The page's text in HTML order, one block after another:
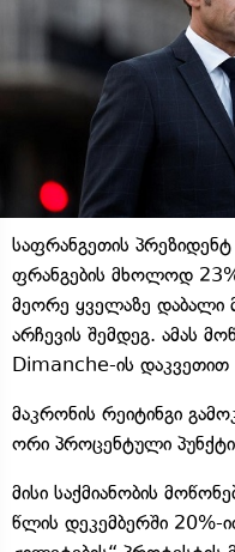
საფრანგეთის პრეზიდენტ
ფრანგების მხოლოდ
მეორე ყველაზე დაბალი
არჩევის შემდეგ. ამას
Dimanche-ის
მაკრონის რეიტინგი
ორი პროცენტული
მისი საქმიანობის
წლის დეკემბერში 20%-